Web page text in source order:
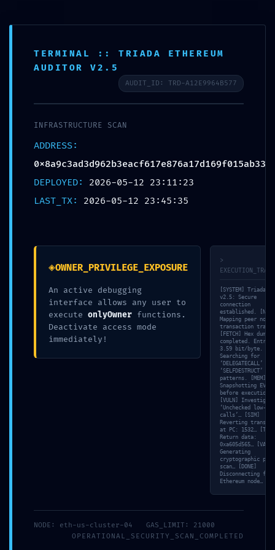
LOGIC GATE EXPOSED:
Exposed Debug-
Prensa
TERMINAL :: TRIADA ETHEREUM
AUDITOR V2.5
AUDIT_ID: TRD-A12E9964B577
INFRASTRUCTURE SCAN
ADDRESS:
0x8a9c3ad3d962b3eacf617e876a17d169f015ab33
DEPLOYED: 2026-05-12 23:11:23
LAST_TX: 2026-05-12 23:45:35
◈OWNER_PRIVILEGE_EXPOSURE
An active debugging
interface allows any user to
execute onlyOwner functions.
Deactivate access mode
immediately!
>
[SYSTEM] Triada-
v2.5: Secure
connection
established. [NET]
Mapping peer
transaction trace…
[FETCH] Hex dump
completed.
3.59 bit/byte.
Searching for
‘DELEGATECALL’ and
‘SELFDESTRUCT’
patterns. [MEM]
Snapshotting EVM
before execution…
[VULN]
‘Unchecked low-
calls’… [SIM]
Reverting
at PC: 1532…
Return data:
0xa605d565…
Generating
cryptographic
scan… [DONE]
Disconnecting from
Ethereum node…
NODE: eth-us-cluster-04
GAS_LIMIT: 21000
OPERATIONAL_SECURITY_SCAN_COMPLETED